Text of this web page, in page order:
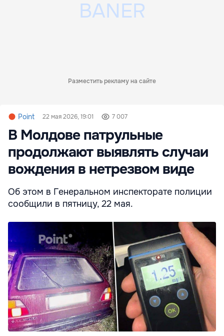
Разместить рекламу на сайте
Point 22 мая 2026, 19:01 7 007
В Молдове патрульные
продолжают выявлять случаи
вождения в нетрезвом виде
Об этом в Генеральном инспекторате полиции
сообщили в пятницу, 22 мая.